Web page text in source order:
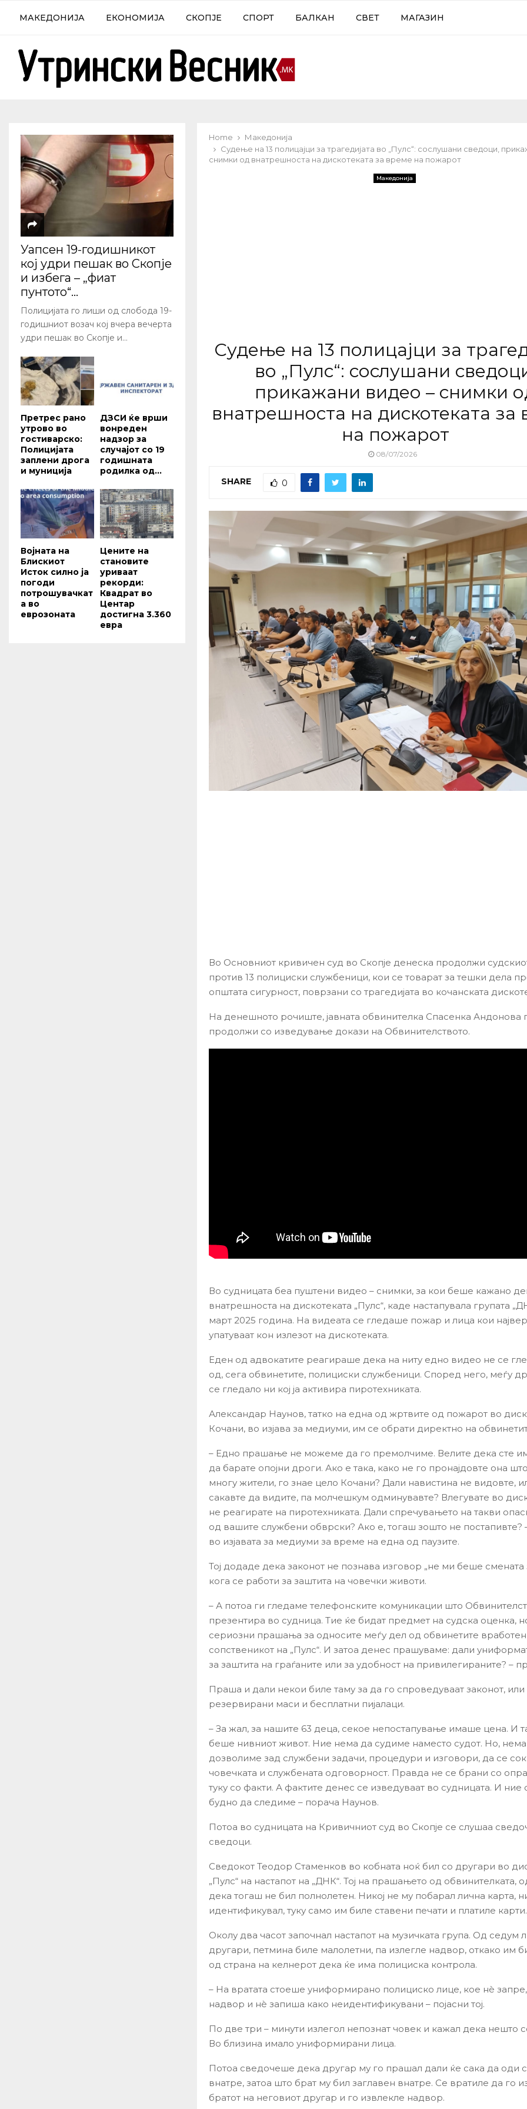
МАКЕДОНИЈА ЕКОНОМИЈА СКОПЈЕ СПОРТ БАЛКАН СВЕТ МАГАЗИН
Home
Македонија
Судење на 13 полицајци за трагедијата во „Пулс“: сослушани сведоци,
снимки од внатрешноста на дискотеката за време на пожарот
Македонија
Судење на 13 полицајци за
во „Пулс“: сослушани
прикажани видео – снимки
внатрешноста на дискотеката за
на пожарот
08/07/2026
SHARE 0
Во Основниот кривичен суд во Скопје денеска продолжи
против 13 полициски службеници, кои се товарат за тешки дела
општата сигурност, поврзани со трагедијата во кочанската
На денешното рочиште, јавната обвинителка Спасенка Андонова
продолжи со изведување докази на Обвинителството.
Во судницата беа пуштени видео – снимки, за кои беше кажано
внатрешноста на дискотеката „Пулс“, каде настапувала групата
март 2025 година. На видеата се гледаше пожар и лица кои
упатуваат кон излезот на дискотеката.
Еден од адвокатите реагираше дека на ниту едно видео не се
од, сега обвинетите, полициски службеници. Според него, меѓу
се гледало ни кој ја активира пиротехниката.
Александар Наунов, татко на една од жртвите од пожарот во
Кочани, во изјава за медиуми, им се обрати директно на
– Едно прашање не можеме да го премолчиме. Велите дека сте
да барате опојни дроги. Ако е така, како не го пронајдовте она
многу жители, го знае цело Кочани? Дали навистина не видовте,
сакавте да видите, па молчешкум одминувавте? Влегувате во
не реагирате на пиротехниката. Дали спречувањето на такви
од вашите службени обврски? Ако е, тогаш зошто не постапивте?
во изјавата за медиуми за време на една од паузите.
Тој додаде дека законот не познава изговор „не ми беше смената
кога се работи за заштита на човечки животи.
– А потоа ги гледаме телефонските комуникации што
презентира во судница. Тие ќе бидат предмет на судска оценка,
сериозни прашања за односите меѓу дел од обвинетите
сопственикот на „Пулс“. И затоа денес прашуваме: дали
за заштита на граѓаните или за удобност на привилегираните? –
Праша и дали некои биле таму за да го спроведуваат законот, или
резервирани маси и бесплатни пијалаци.
– За жал, за нашите 63 деца, секое непостапување имаше цена. И
беше нивниот живот. Ние нема да судиме наместо судот. Но, нема
дозволиме зад службени задачи, процедури и изговори, да се
човечката и службената одговорност. Правда не се брани со
туку со факти. А фактите денес се изведуваат во судницата. И ние
будно да следиме – порача Наунов.
Потоа во судницата на Кривичниот суд во Скопје се слушаа
сведоци.
Сведокот Теодор Стаменков во кобната ноќ бил со другари во
„Пулс“ на настапот на „ДНК“. Тој на прашањето од обвинителката,
дека тогаш не бил полнолетен. Никој не му побарал лична карта,
идентификувал, туку само им биле ставени печати и платиле карти.
Околу два часот започнал настапот на музичката група. Од седум
другари, петмина биле малолетни, па излегле надвор, откако им
од страна на келнерот дека ќе има полициска контрола.
– На вратата стоеше униформирано полициско лице, кое нѐ
надвор и нѐ запиша како неидентификувани – појасни тој.
По две три – минути излегол непознат човек и кажал дека нешто
Во близина имало униформирани лица.
Потоа сведочеше дека другар му го прашал дали ќе сака да оди
внатре, затоа што брат му бил заглавен внатре. Се вратиле да го
братот на неговиот другар и го извлекле надвор.
Уапсен 19-годишникот
кој удри пешак во Скопје
и избега – „фиат
пунтото“...
Полицијата го лиши од слобода 19-
годишниот возач кој вчера вечерта
удри пешак во Скопје и...
Претрес рано
утрово во
гостиварско:
Полицијата
заплени дрога
и муниција
ДЗСИ ќе врши
вонреден
надзор за
случајот со 19
годишната
родилка од...
Војната на
Блискиот
Исток силно ја
погоди
потрошувачкат
а во
еврозоната
Цените на
становите
уриваат
рекорди:
Квадрат во
Центар
достигна 3.360
евра